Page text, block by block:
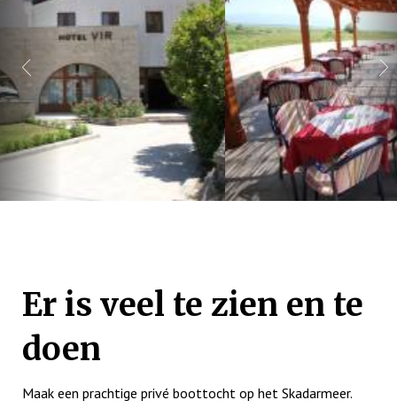
Er is veel te zien en te
doen
Maak een prachtige privé boottocht op het Skadarmeer.